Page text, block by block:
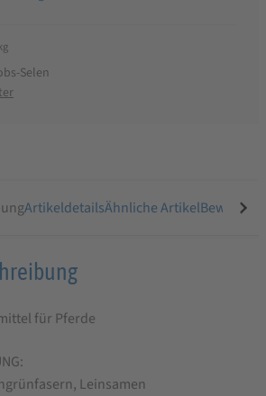
Selen
ArtikeldetailsÄhnliche Artikel
für Pferde
Leinsamen